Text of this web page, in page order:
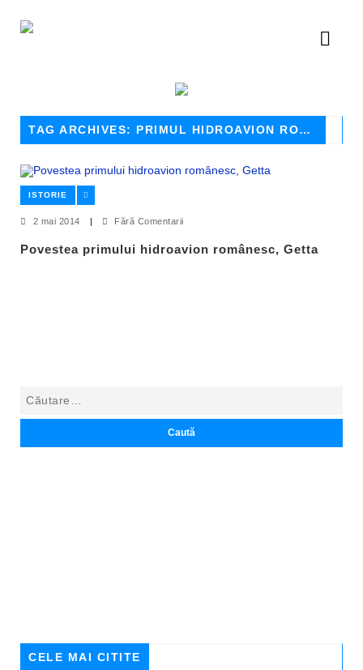
TAG ARCHIVES: PRIMUL HIDROAVION ROMANESC
ISTORIE
2 mai 2014 | Fără Comentarii
Povestea primului hidroavion românesc, Getta
CELE MAI CITITE